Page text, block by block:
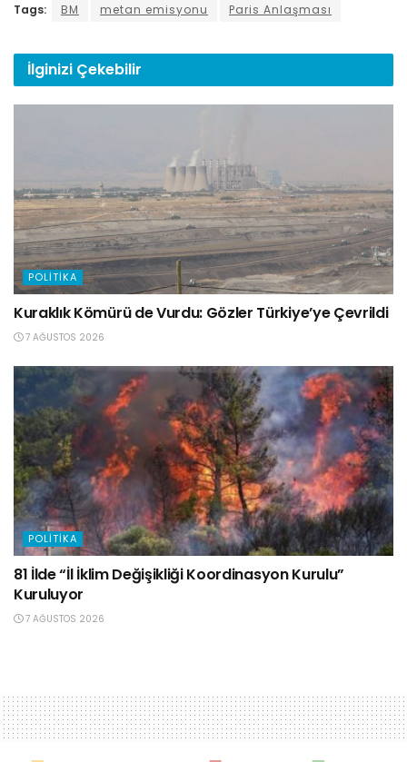
Tags: BM metan emisyonu Paris Anlaşması
İlginizi Çekebilir
POLITIKA
Kuraklık Kömürü de Vurdu: Gözler Türkiye’ye Çevrildi
7 AĞUSTOS 2026
POLITIKA
81 İlde “İl İklim Değişikliği Koordinasyon Kurulu”
Kuruluyor
7 AĞUSTOS 2026